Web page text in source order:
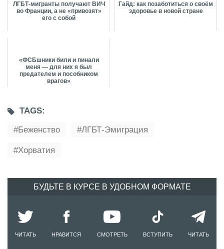
ЛГБТ-мигранты получают ВИЧ
во Франции, а не «привозят»
его с собой
Гайд: как позаботиться о своём
здоровье в новой стране
«ФСБшники били и пинали
меня — для них я был
предателем и пособником
врагов»
TAGS:
Беженство
ЛГБТ-Эмиграция
Хорватия
БУДЬТЕ В КУРСЕ В УДОБНОМ ФОРМАТЕ
ЧИТАТЬ НРАВИТСЯ СМОТРЕТЬ ВСТУПИТЬ ЧИТАТЬ